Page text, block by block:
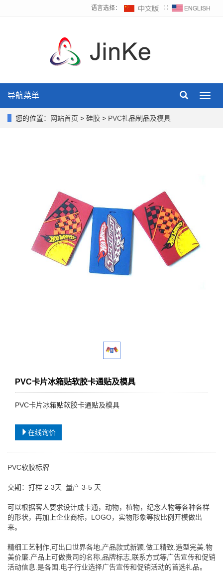
语言选择： ∷
导航菜单
您的位置： 网站首页 > 硅胶 > PVC礼品制品及模具
PVC卡片冰箱贴软胶卡通贴及模具
PVC卡片冰箱贴软胶卡通贴及模具
在线询价
PVC软胶标牌
交期：打样 2-3天 量产 3-5 天
可以根据客人要求设计成卡通，动物，植物，纪念人物等各种各样
的形状，再加上企业商标，LOGO，实物形象等按比例开模做出
来。
精细工艺制作,可出口世界各地,产品款式新颖.做工精致.造型完美.物
美价廉.产品上可做贵司的名称,品牌标志,联系方式等广告宣传和促销
活动信息.是各国.电子行业选择广告宣传和促销活动的首选礼品。